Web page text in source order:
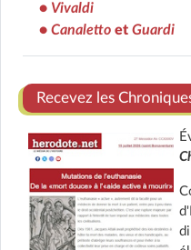
• Vivaldi
• Canaletto et Guardi
Recevez les